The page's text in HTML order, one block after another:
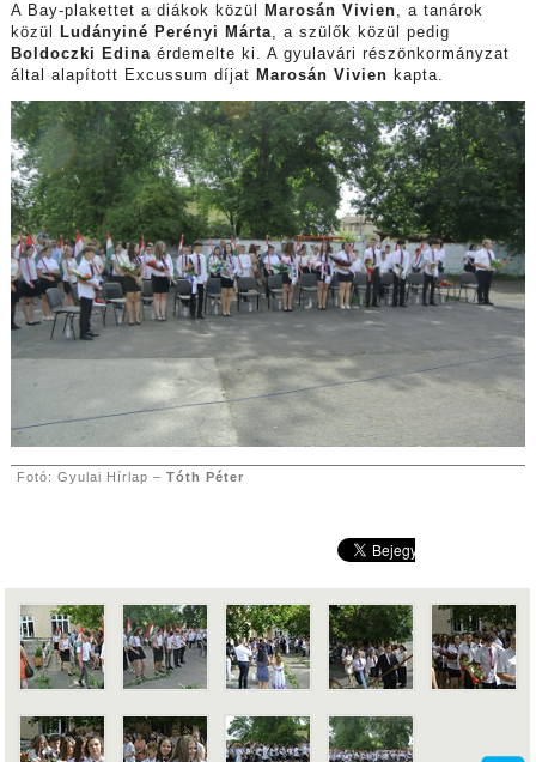
A Bay-plakettet a diákok közül Marosán Vivien , a tanárok
közül
Ludányiné Perényi Márta , a szülők közül pedig
Boldoczki Edina érdemelte ki. A gyulavári részönkormányzat
által alapított Excussum díjat Marosán Vivien kapta.
Fotó: Gyulai Hírlap – Tóth Péter